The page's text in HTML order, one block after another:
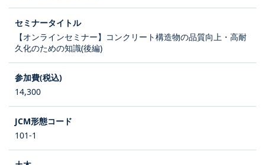
【オンラインセミナー】コンクリート構造物の品質向上・高耐
久化のための知識(後編)
14,300
101-1